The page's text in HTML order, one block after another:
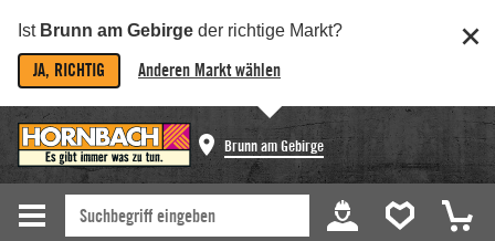
Ist Brunn am Gebirge der richtige Markt?
JA, RICHTIG Anderen Markt wählen
Brunn am Gebirge